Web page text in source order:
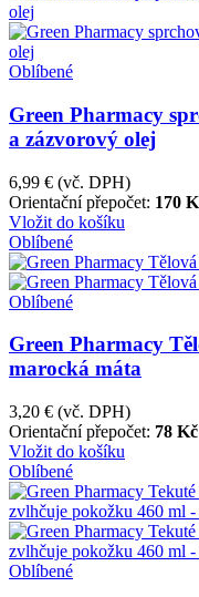
Oblíbené
Green Pharmacy
a zázvorový olej
6,99 € (vč. DPH)
Orientační přepočet: 170
Vložit do košíku
Oblíbené
Oblíbené
Green Pharmacy
marocká máta
3,20 € (vč. DPH)
Orientační přepočet: 78 Kč
Vložit do košíku
Oblíbené
Oblíbené